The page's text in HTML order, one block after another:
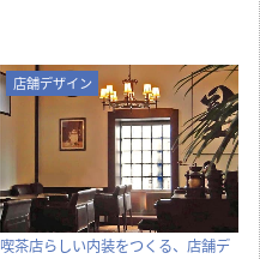
店舗デザイン
喫茶店らしい内装をつくる、店舗デ